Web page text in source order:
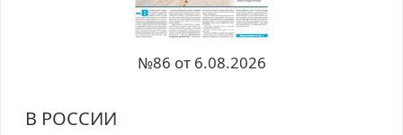
№86 от 6.08.2026
В РОССИИ